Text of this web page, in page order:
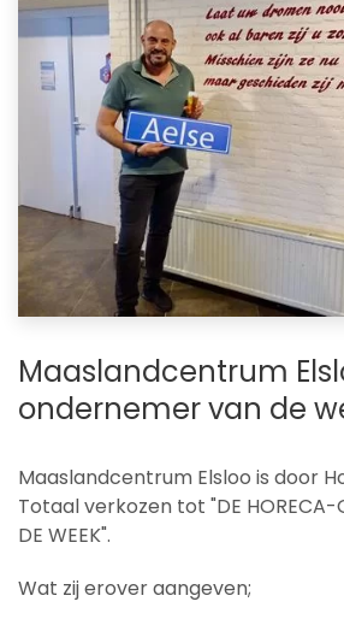
Maaslandcentrum
ondernemer van de
Maaslandcentrum Elsloo is door
Totaal verkozen tot "DE HORECA-
DE WEEK".
Wat zij erover aangeven;